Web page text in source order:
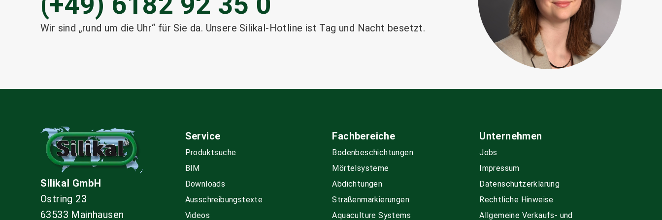
Wir sind „rund um die Uhr“ für Sie da. Unsere Silikal-Hotline ist Tag und Nacht besetzt.
Silikal GmbH
Ostring 23
63533 Mainhausen
Service
Produktsuche
BIM
Downloads
Ausschreibungs­texte
Videos
Fachbereiche
Boden­beschichtungen
Mörtelsysteme
Abdichtungen
Straßenmarkierungen
Aquaculture Systems
Unternehmen
Jobs
Impressum
Datenschutzerklärung
Rechtliche Hinweise
Allgemeine Verkaufs- und